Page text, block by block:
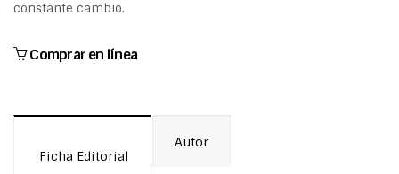
constante cambio.
Comprar en línea
Ficha Editorial
Autor